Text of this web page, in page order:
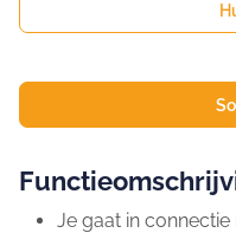
Je gaat in